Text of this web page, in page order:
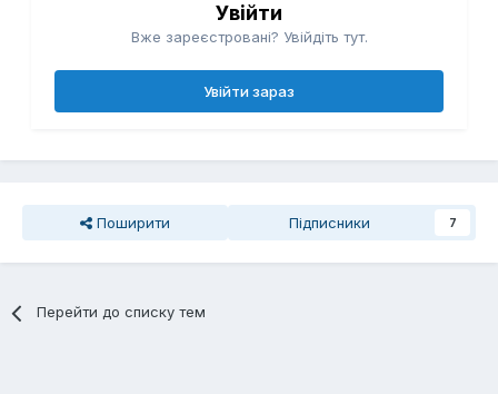
Увійти
Вже зареєстровані? Увійдіть тут.
Увійти зараз
Поширити Підписники 7
Перейти до списку тем